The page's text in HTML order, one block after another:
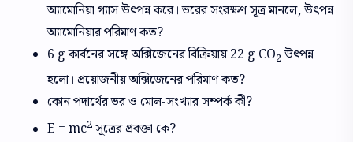
অ্যামোনিয়া গ্যাস উৎপন্ন করে। ভরের সংরক্ষণ সূত্র মানলে, উৎপন্ন
অ্যামোনিয়ার পরিমাণ কত?
6 g কার্বনের সঙ্গে অক্সিজেনের বিক্রিয়ায় 22 g CO2উৎপন্ন
হলো। প্রয়োজনীয় অক্সিজেনের পরিমাণ কত?
কোন পদার্থের ভর ও মোল-সংখ্যার সম্পর্ক কী?
E = mc2সূত্রের প্রবক্তা কে?